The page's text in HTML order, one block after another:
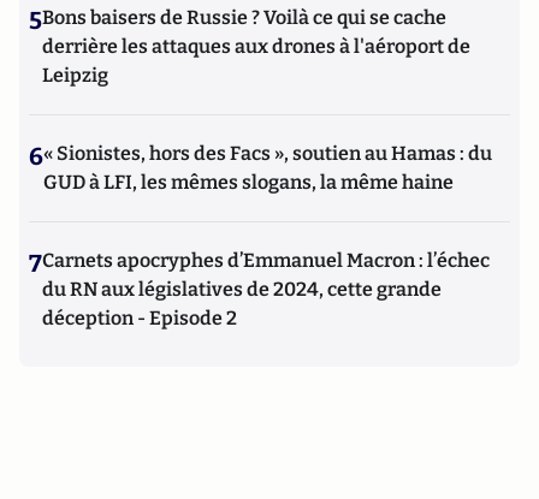
5Bons baisers de Russie ? Voilà ce qui se cache
derrière les attaques aux drones à l'aéroport de
Leipzig
6« Sionistes, hors des Facs », soutien au Hamas : du
GUD à LFI, les mêmes slogans, la même haine
7Carnets apocryphes d’Emmanuel Macron : l’échec
du RN aux législatives de 2024, cette grande
déception - Episode 2